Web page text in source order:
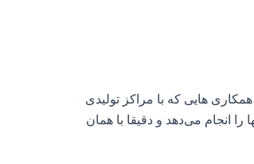
هایی که با مراکز تولیدی
انجام می‌دهد و دقیقا با همان